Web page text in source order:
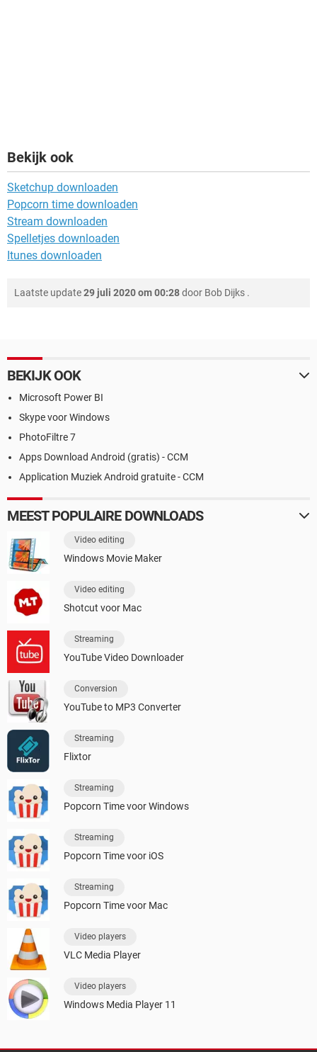
Bekijk ook
Sketchup downloaden
Popcorn time downloaden
Stream downloaden
Spelletjes downloaden
Itunes downloaden
Laatste update29 juli 2020 om 00:28door Bob Dijks .
BEKIJK OOK
Microsoft Power BI
Skype voor Windows
PhotoFiltre 7
Apps Download Android (gratis) - CCM
Application Muziek Android gratuite - CCM
MEEST POPULAIRE DOWNLOADS
Video editing
Windows Movie Maker
Video editing
Shotcut voor Mac
Streaming
YouTube Video Downloader
Conversion
YouTube to MP3 Converter
Streaming
Flixtor
Streaming
Popcorn Time voor Windows
Streaming
Popcorn Time voor iOS
Streaming
Popcorn Time voor Mac
Video players
VLC Media Player
Video players
Windows Media Player 11